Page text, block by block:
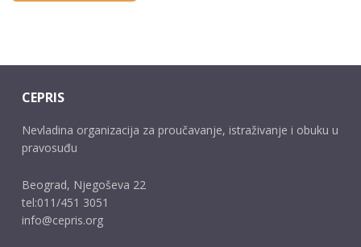
CEPRIS
Nevladina organizacija za proučavanje, istraživanje i obuku u
pravosuđu
Beograd, Njegoševa 22
tel:011/451 3051
info@cepris.org